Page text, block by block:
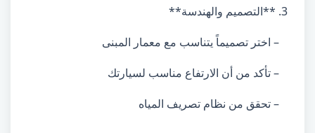
3. **التصميم والهندسة**
– اختر تصميماً يتناسب مع معمار المبنى
– تأكد من أن الارتفاع مناسب لسيارتك
– تحقق من نظام تصريف المياه